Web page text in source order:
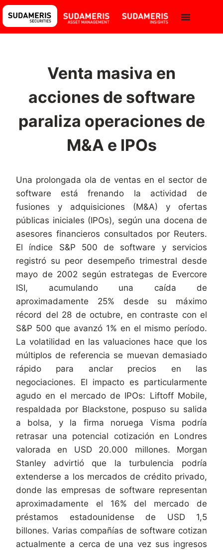
Venta masiva en
acciones de software
paraliza operaciones de
M&A e IPOs
Una prolongada ola de ventas en el sector de
software está frenando la actividad de
fusiones y adquisiciones (M&A) y ofertas
públicas iniciales (IPOs), según una docena de
asesores financieros consultados por Reuters.
El índice S&P 500 de software y servicios
registró su peor desempeño trimestral desde
mayo de 2002 según estrategas de Evercore
ISI, acumulando una caída de
aproximadamente 25% desde su máximo
récord del 28 de octubre, en contraste con el
S&P 500 que avanzó 1% en el mismo período.
La volatilidad en las valuaciones hace que los
múltiplos de referencia se muevan demasiado
rápido para anclar precios en las
negociaciones. El impacto es particularmente
agudo en el mercado de IPOs: Liftoff Mobile,
respaldada por Blackstone, pospuso su salida
a bolsa, y la firma noruega Visma podría
retrasar una potencial cotización en Londres
valorada en USD 20.000 millones. Morgan
Stanley advirtió que la turbulencia podría
extenderse a los mercados de crédito privado,
donde las empresas de software representan
aproximadamente el 16% del mercado de
préstamos estadounidense de USD 1,5
billones. Varias compañías de software cotizan
actualmente a cerca de una vez sus ingresos